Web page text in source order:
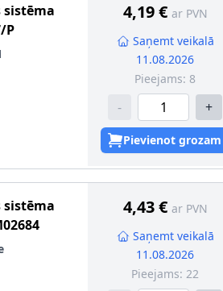
sistēma
P
4,19 € ar PVN
Saņemt veikalā
11.08.2026
Pieejams: 8
- +
Pievienot grozam
sistēma
4,43 € ar PVN
Saņemt veikalā
11.08.2026
Pieejams: 22